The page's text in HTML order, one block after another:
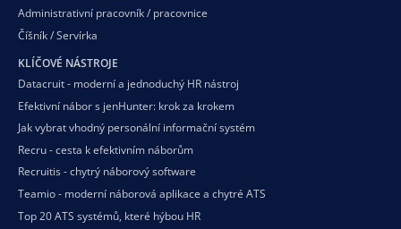
Administrativní pracovník / pracovnice
Číšník / Servírka
KLÍČOVÉ NÁSTROJE
Datacruit - moderní a jednoduchý HR nástroj
Efektivní nábor s jenHunter: krok za krokem
Jak vybrat vhodný personální informační systém
Recru - cesta k efektivním náborům
Recruitis - chytrý náborový software
Teamio - moderní náborová aplikace a chytré ATS
Top 20 ATS systémů, které hýbou HR